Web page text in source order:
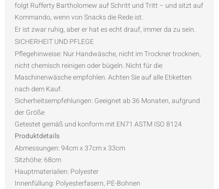
folgt Rufferty Bartholomew auf Schritt und Tritt – und sitzt auf
Kommando, wenn von Snacks die Rede ist.
Er ist zwar ruhig, aber er hat es echt drauf, immer da zu sein.
SICHERHEIT UND PFLEGE
Pflegehinweise: Nur Handwäsche, nicht im Trockner trocknen,
nicht chemisch reinigen oder bügeln. Nicht für die
Maschinenwäsche empfohlen. Achten Sie auf alle Etiketten
nach dem Kauf.
Sicherheitsempfehlungen: Geeignet ab 36 Monaten, aufgrund
der Größe
Getestet gemäß und konform mit EN71 ASTM ISO 8124
Produktdetails
Abmessungen: 94cm x 37cm x 33cm
Sitzhöhe: 68cm
Hauptmaterialien: Polyester
Innenfüllung: Polyesterfasern, PE-Bohnen